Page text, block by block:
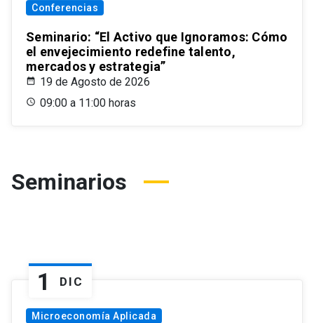
Conferencias
Seminario: “El Activo que Ignoramos: Cómo
el envejecimiento redefine talento,
mercados y estrategia”
19 de Agosto de 2026
09:00 a 11:00 horas
Seminarios
1 DIC
Microeconomía Aplicada